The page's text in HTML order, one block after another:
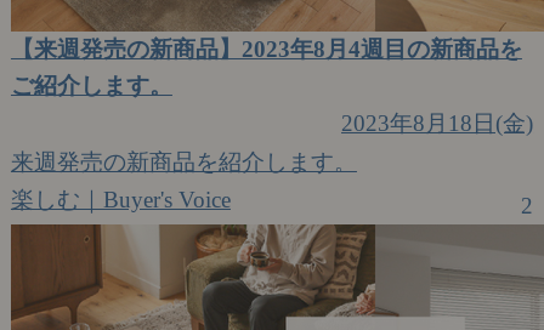
【来週発売の新商品】2023年8月4週目の新商品を
ご紹介します。
2023年8月18日(金)
来週発売の新商品を紹介します。
楽しむ｜Buyer's Voice
2